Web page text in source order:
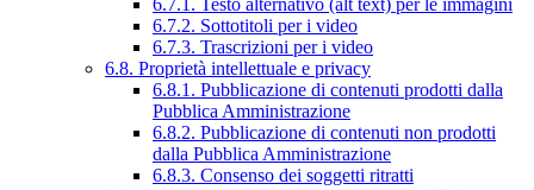
6.7.2. Sottotitoli per i video
6.7.3. Trascrizioni per i video
6.8. Proprietà intellettuale e privacy
6.8.1. Pubblicazione di contenuti prodotti dalla
Pubblica Amministrazione
6.8.2. Pubblicazione di contenuti non prodotti
dalla Pubblica Amministrazione
6.8.3. Consenso dei soggetti ritratti